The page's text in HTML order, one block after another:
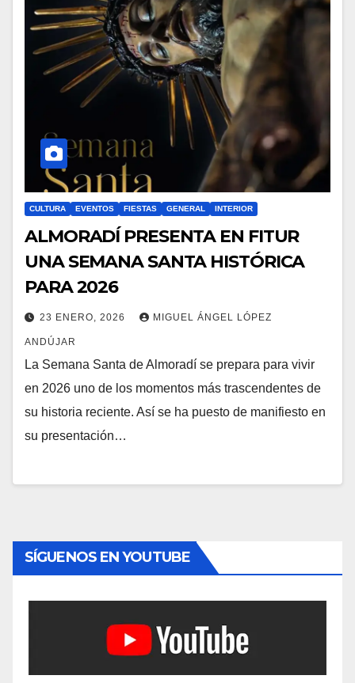
CULTURA EVENTOS FIESTAS GENERAL INTERIOR
ALMORADÍ PRESENTA EN FITUR
UNA SEMANA SANTA HISTÓRICA
PARA 2026
23 ENERO, 2026 MIGUEL ÁNGEL LÓPEZ
ANDÚJAR
La Semana Santa de Almoradí se prepara para vivir
en 2026 uno de los momentos más trascendentes de
su historia reciente. Así se ha puesto de manifiesto en
su presentación…
SÍGUENOS EN YOUTUBE